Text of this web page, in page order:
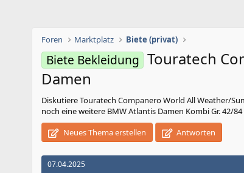
Foren Marktplatz Biete (privat)
Biete Bekleidung Touratech
Damen
DiskutiereTouratech Companero World All Weather/
noch eine weitere BMW Atlantis Damen Kombi Gr. 42/
Neues Thema erstellen
Antworten
07.04.2025